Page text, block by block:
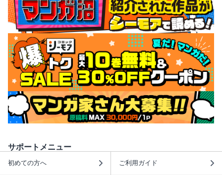
サポートメニュー
初めての方へ ご利用ガイド